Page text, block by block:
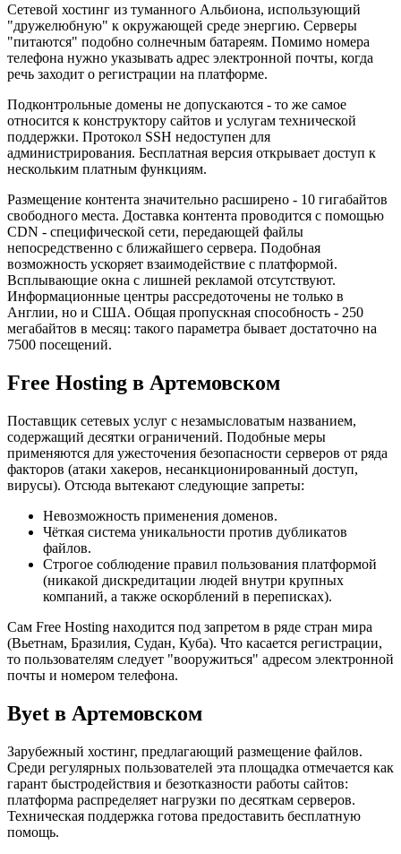
Сетевой хостинг из туманного Альбиона, использующий
"дружелюбную" к окружающей среде энергию. Серверы
"питаются" подобно солнечным батареям. Помимо номера
телефона нужно указывать адрес электронной почты, когда
речь заходит о регистрации на платформе.
Подконтрольные домены не допускаются - то же самое
относится к конструктору сайтов и услугам технической
поддержки. Протокол SSH недоступен для
администрирования. Бесплатная версия открывает доступ к
нескольким платным функциям.
Размещение контента значительно расширено - 10 гигабайтов
свободного места. Доставка контента проводится с помощью
CDN - специфической сети, передающей файлы
непосредственно с ближайшего сервера. Подобная
возможность ускоряет взаимодействие с платформой.
Всплывающие окна с лишней рекламой отсутствуют.
Информационные центры рассредоточены не только в
Англии, но и США. Общая пропускная способность - 250
мегабайтов в месяц: такого параметра бывает достаточно на
7500 посещений.
Free Hosting в Артемовском
Поставщик сетевых услуг с незамысловатым названием,
содержащий десятки ограничений. Подобные меры
применяются для ужесточения безопасности серверов от ряда
факторов (атаки хакеров, несанкционированный доступ,
вирусы). Отсюда вытекают следующие запреты:
Невозможность применения доменов.
Чёткая система уникальности против дубликатов
файлов.
Строгое соблюдение правил пользования платформой
(никакой дискредитации людей внутри крупных
компаний, а также оскорблений в переписках).
Сам Free Hosting находится под запретом в ряде стран мира
(Вьетнам, Бразилия, Судан, Куба). Что касается регистрации,
то пользователям следует "вооружиться" адресом электронной
почты и номером телефона.
Byet в Артемовском
Зарубежный хостинг, предлагающий размещение файлов.
Среди регулярных пользователей эта площадка отмечается как
гарант быстродействия и безотказности работы сайтов:
платформа распределяет нагрузки по десяткам серверов.
Техническая поддержка готова предоставить бесплатную
помощь.